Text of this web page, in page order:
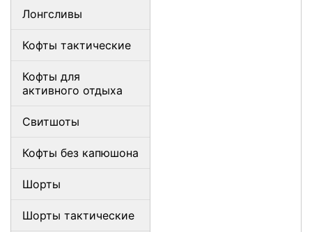
Лонгсливы
Кофты тактические
Кофты для
активного отдыха
Свитшоты
Кофты без капюшона
Шорты
Шорты тактические